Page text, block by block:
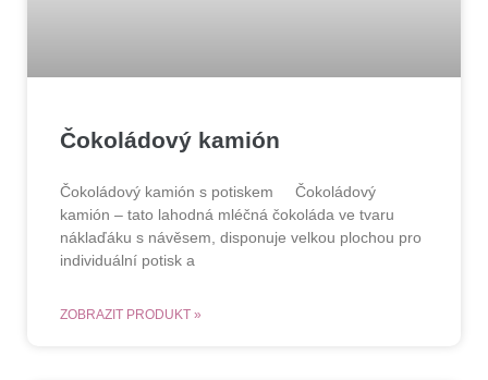
Čokoládový kamión
Čokoládový kamión s potiskem Čokoládový
kamión – tato lahodná mléčná čokoláda ve tvaru
náklaďáku s návěsem, disponuje velkou plochou pro
individuální potisk a
ZOBRAZIT PRODUKT »